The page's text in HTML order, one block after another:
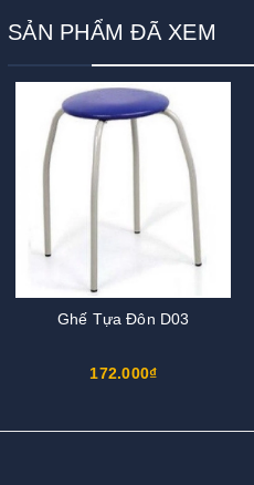
SẢN PHẨM ĐÃ XEM
Ghế Tựa Đôn D03
172.000₫